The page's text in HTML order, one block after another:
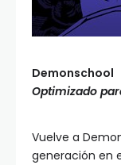
Demonschool
Optimizado
Vuelve a
generación en